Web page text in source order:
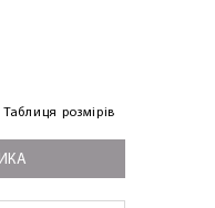
Таблиця розмірів